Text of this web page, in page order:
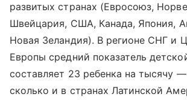
развитых странах (Евросоюз,
Швейцария, США, Канада, Япония,
Новая Зеландия). В регионе СНГ и
Европы средний показатель
составляет 23 ребенка на тысячу
сколько и в странах Латинской